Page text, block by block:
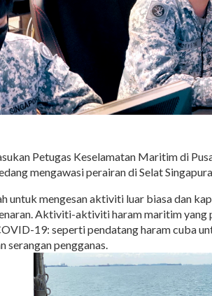
Petugas Keselamatan Maritim di
mengawasi perairan di Selat
untuk mengesan aktiviti luar biasa dan
Aktiviti-aktiviti haram maritim yang
19: seperti pendatang haram cuba
serangan pengganas.